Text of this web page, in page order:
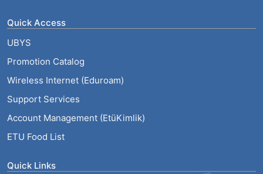
Quick Access
UBYS
Promotion Catalog
Wireless Internet (Eduroam)
Support Services
Account Management (EtüKimlik)
ETU Food List
Quick Links